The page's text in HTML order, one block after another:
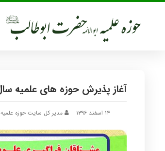
آغاز پذیرش حوزه های علمیه سال
۱۴ اسفند ۱۳۹۶ مدیر کل سایت حوزه علمیه